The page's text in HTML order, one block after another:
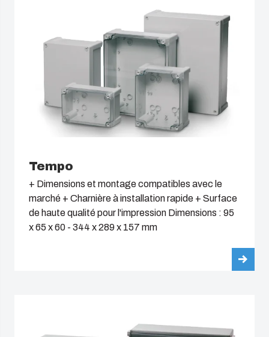
Tempo
+ Dimensions et montage compatibles avec le
marché + Charnière à installation rapide + Surface
de haute qualité pour l'impression Dimensions : 95
x 65 x 60 - 344 x 289 x 157 mm